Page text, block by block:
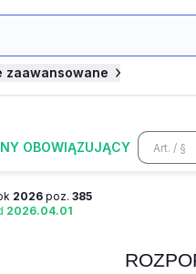
zaawansowane
OBOWIĄZUJĄCY
2026 poz. 385
2026.04.01